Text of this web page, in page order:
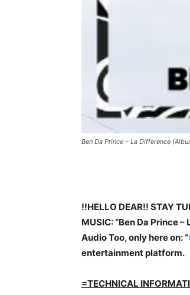
Ben Da Prince – La Difference
!!HELLO DEAR!! STAY
MUSIC: “Ben Da Prince
Audio Too, only here on: “
entertainment platform.
=TECHNICAL